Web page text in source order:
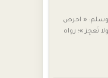
وسلم: « احرص
تَعجِز »؛ رواه